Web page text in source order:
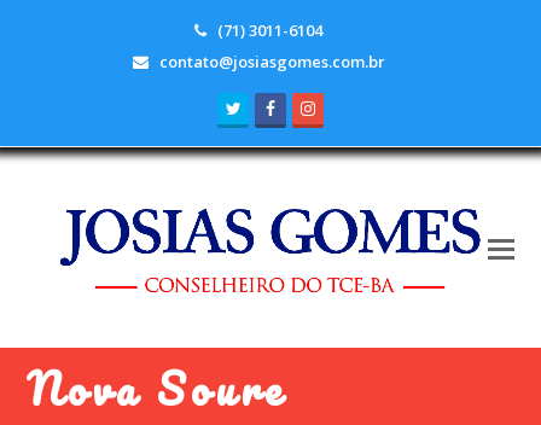
(71) 3011-6104
contato@josiasgomes.com.br
TwitterFacebook
Nova Soure